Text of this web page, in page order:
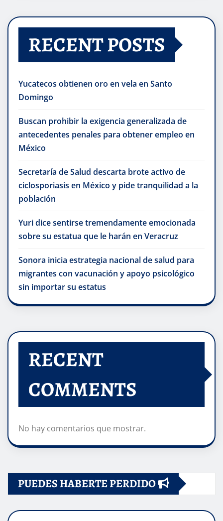
RECENT POSTS
Yucatecos obtienen oro en vela en Santo
Domingo
Buscan prohibir la exigencia generalizada de
antecedentes penales para obtener empleo en
México
Secretaría de Salud descarta brote activo de
ciclosporiasis en México y pide tranquilidad a la
población
Yuri dice sentirse tremendamente emocionada
sobre su estatua que le harán en Veracruz
Sonora inicia estrategia nacional de salud para
migrantes con vacunación y apoyo psicológico
sin importar su estatus
RECENT
COMMENTS
No hay comentarios que mostrar.
PUEDES HABERTE PERDIDO